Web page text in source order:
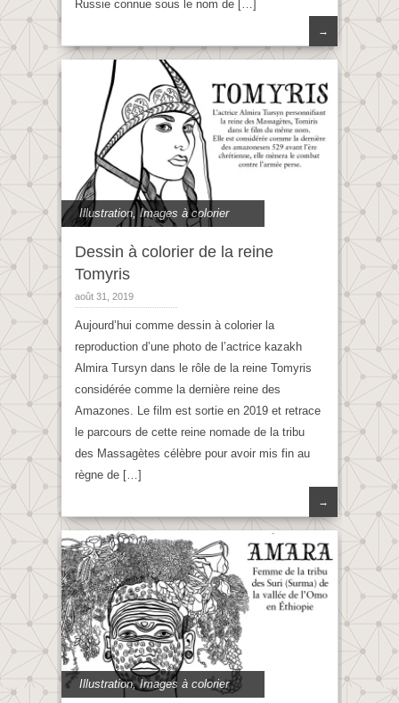
Russie connue sous le nom de […]
→
Illustration, Images à colorier
Dessin à colorier de la reine
Tomyris
août 31, 2019
Aujourd’hui comme dessin à colorier la
reproduction d’une photo de l’actrice kazakh
Almira Tursyn dans le rôle de la reine Tomyris
considérée comme la dernière reine des
Amazones. Le film est sortie en 2019 et retrace
le parcours de cette reine nomade de la tribu
des Massagètes célèbre pour avoir mis fin au
règne de […]
→
Illustration,Images à colorier